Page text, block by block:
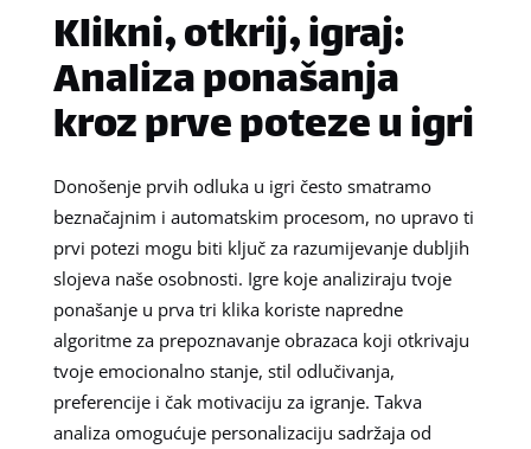
Klikni, otkrij, igraj:
Analiza ponašanja
kroz prve poteze u igri
Donošenje prvih odluka u igri često smatramo
beznačajnim i automatskim procesom, no upravo ti
prvi potezi mogu biti ključ za razumijevanje dubljih
slojeva naše osobnosti. Igre koje analiziraju tvoje
ponašanje u prva tri klika koriste napredne
algoritme za prepoznavanje obrazaca koji otkrivaju
tvoje emocionalno stanje, stil odlučivanja,
preferencije i čak motivaciju za igranje. Takva
analiza omogućuje personalizaciju sadržaja od